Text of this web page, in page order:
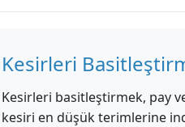
Kesirleri
Kesirleri basitleştirmek, pay
kesiri en düşük terimlerine